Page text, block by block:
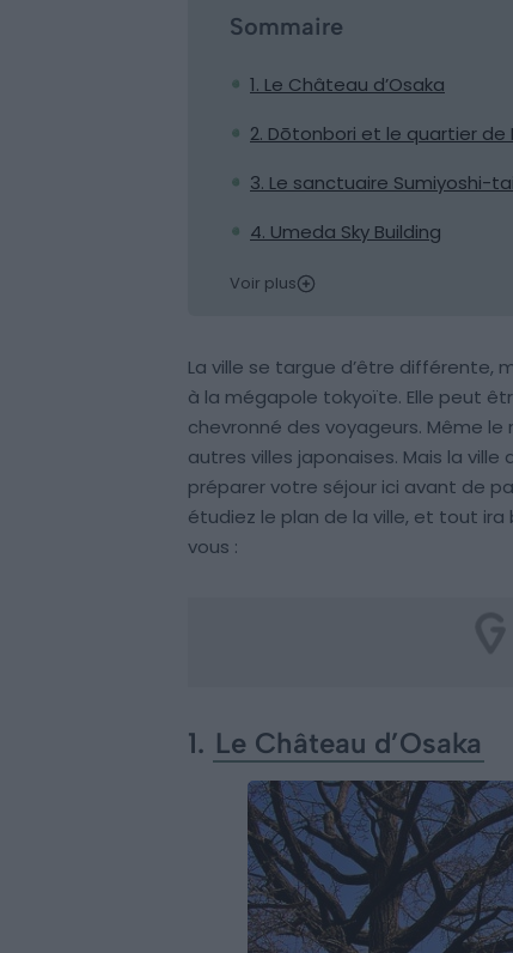
Sommaire
1. Le Château d’Osaka
2. Dōtonbori et le quartier de
3. Le sanctuaire Sumiyoshi-
4. Umeda Sky Building
Voir plus
La ville se targue d’être différente,
à la mégapole tokyoïte. Elle peut
chevronné des voyageurs. Même
autres villes japonaises. Mais la
préparer votre séjour ici avant de
étudiez le plan de la ville, et tout ira
vous :
1. Le Château d’Osaka